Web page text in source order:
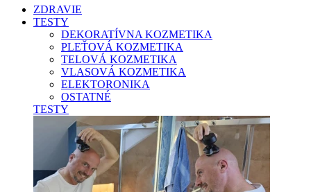
ZDRAVIE
TESTY
DEKORATÍVNA KOZMETIKA
PLEŤOVÁ KOZMETIKA
TELOVÁ KOZMETIKA
VLASOVÁ KOZMETIKA
ELEKTORONIKA
OSTATNÉ
TESTY